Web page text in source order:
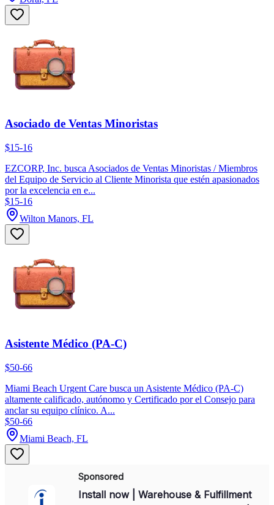
Asociado de Ventas Minoristas
$15-16
EZCORP, Inc. busca Asociados de Ventas Minoristas / Miembros
del Equipo de Servicio al Cliente Minorista que estén apasionados
por la excelencia en e...
$15-16
Wilton Manors, FL
Asistente Médico (PA-C)
$50-66
Miami Beach Urgent Care busca un Asistente Médico (PA-C)
altamente calificado, autónomo y Certificado por el Consejo para
anclar su equipo clínico. A...
$50-66
Miami Beach, FL